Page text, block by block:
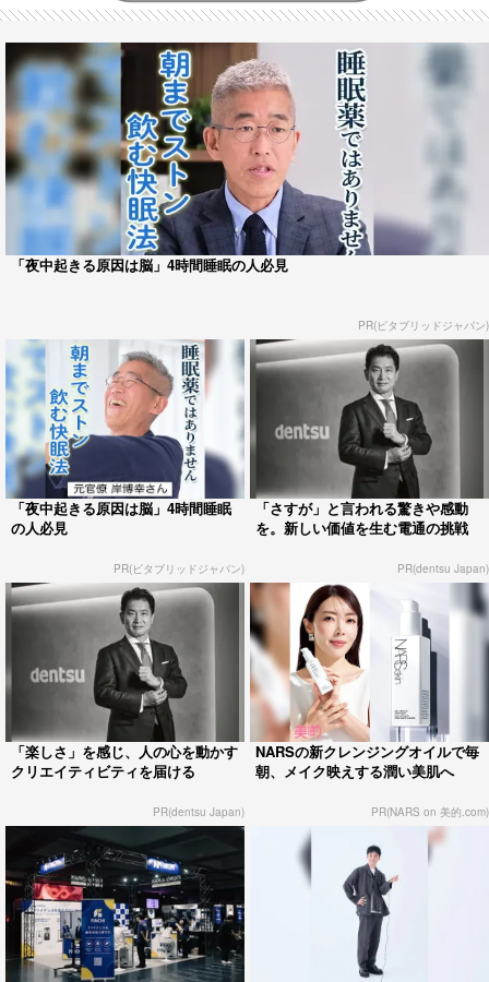
「夜中起きる原因は脳」4時間睡眠の人必見
PR(ビタブリッドジャパン)
「夜中起きる原因は脳」4時間睡眠
の人必見
PR(ビタブリッドジャパン)
「さすが」と言われる驚きや感動
を。新しい価値を生む電通の挑戦
PR(dentsu Japan)
「楽しさ」を感じ、人の心を動かす
クリエイティビティを届ける
PR(dentsu Japan)
NARSの新クレンジングオイルで毎
朝、メイク映えする潤い美肌へ
PR(NARS on 美的.com)